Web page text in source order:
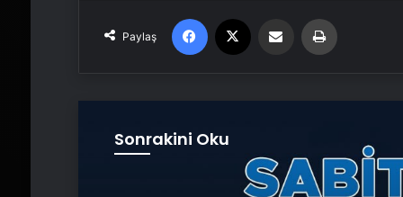
Paylaş
Facebook Email'den paylaş
Sonrakini Oku